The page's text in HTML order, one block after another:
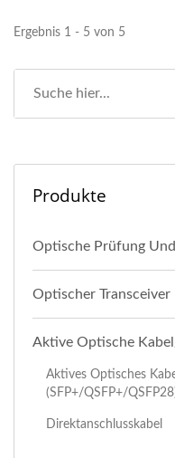
Ergebnis 1 - 5 von 5
Produkte
Optische Prüfung
Optischer Transceiver
Aktive Optische
Aktives Optisches
(SFP+/QSFP+/
Direktanschlusskabel